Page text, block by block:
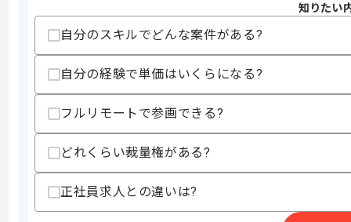
スキルに不安がある方へ
上記に似た経験やスキルをお持ちであれば申
その他募集要項
作業開始日
知りたい
自分のスキルでどんな案件がある?
自分の経験で単価はいくらになる?
フルリモートで参画できる?
どれくらい裁量権がある?
正社員求人との違いは?